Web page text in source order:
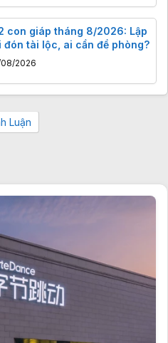
con giáp tháng 8/2026: Lập
đón tài lộc, ai cần đề phòng?
2026
Luận